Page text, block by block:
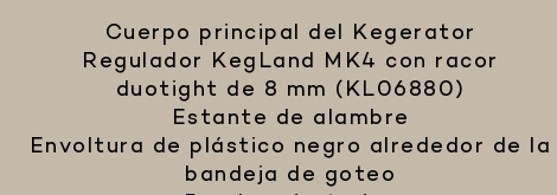
Cuerpo principal del Kegerator
Regulador KegLand MK4 con racor
duotight de 8 mm (KL06880)
Estante de alambre
Envoltura de plástico negro alrededor de la
bandeja de goteo